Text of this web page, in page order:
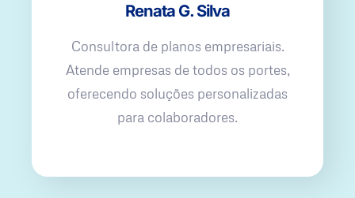
Renata G. Silva
Consultora de planos empresariais.
Atende empresas de todos os portes,
oferecendo soluções personalizadas
para colaboradores.